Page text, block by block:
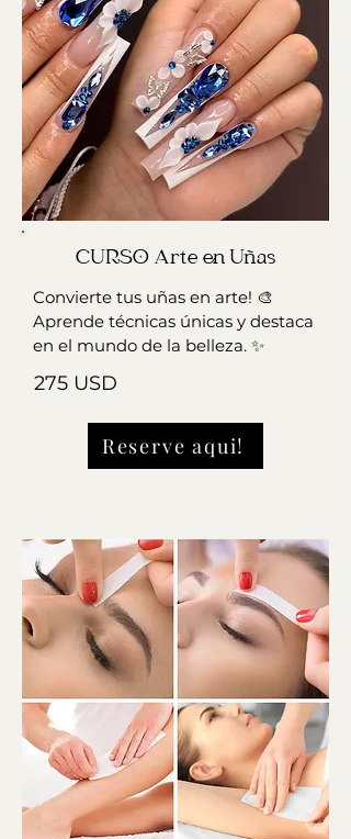
CURSO Arte en Uñas
Convierte tus uñas en arte! 🎨
Aprende técnicas únicas y destaca
en el mundo de la belleza. ✨
275 USD
Reserve aqui!